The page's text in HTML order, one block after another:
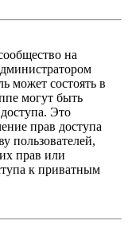
на
может состоять в
могут быть
Это
прав доступа
пользователей,
прав или
к приватным